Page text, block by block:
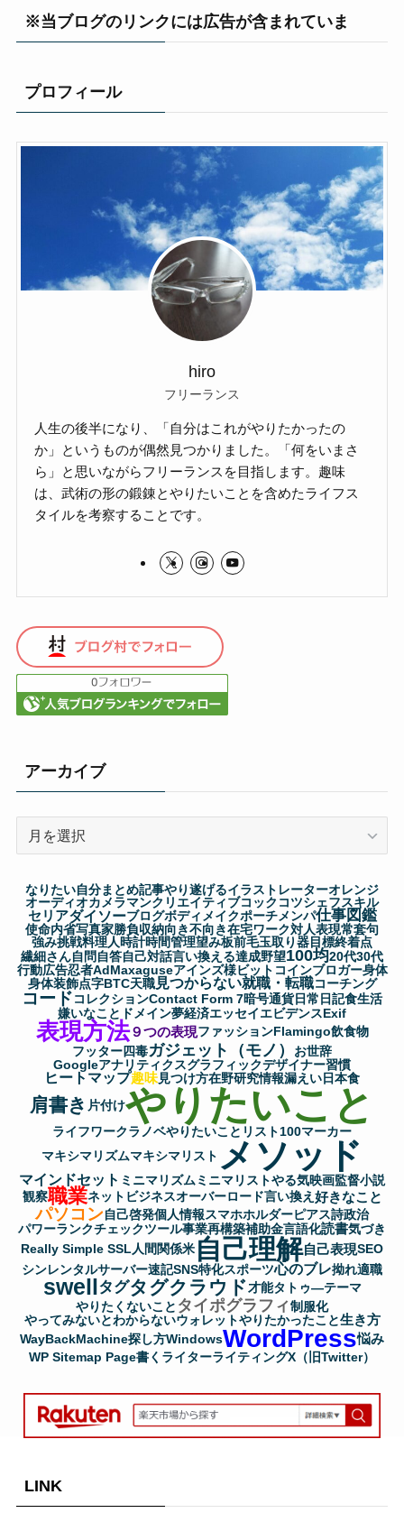
※当ブログのリンクには広告が含まれていま
プロフィール
hiro
フリーランス
人生の後半になり、「自分はこれがやりたかったの
か」というものが偶然見つかりました。「何をいまさ
ら」と思いながらフリーランスを目指します。趣味
は、武術の形の鍛錬とやりたいことを含めたライフス
タイルを考察することです。
アーカイブ
イ
ブ
なりたい自分まとめ記事やり遂げるイラストレーターオレンジ
オーディオカメラマンクリエイティブコック コツシェフスキル
セリアダイソーブログボディメイクポーチメンパ仕事図鑑
使命内省写真家勝負収納向き不向き在宅ワーク対人表現常套句
強み挑戦料理人時計時間管理望み板前毛玉取り器目標終着点
繊細さん自問自答自己対話言い換える達成野望100均20代30代
行動広告忍者AdMaxaguseアインズ様ビットコインブロガー身体
身体装飾点字BTC天職見つからない就職・転職コーチング
コードコレクションContact Form 7暗号通貨日常 日記食生活
嫌いなこと ドメイン夢経済エッセイエビデンスExif
表現方法９つの表現ファッションFlamingo飲食物
フッター四毒ガジェット（モノ）
お世辞
Googleアナリティクスグラフィックデザイナー習慣
ヒートマップ趣味見つけ方在野研究情報漏えい日本食
肩書き 片付けやりたいこと
ライフワークラノベやりたいことリスト100マーカー
マキシマリズムマキシマリスト メソッド
マインドセット ミニマリズム ミニマリストやる気映画監督小説
観察職業ネットビジネスオーバーロード言い換え 好きなこと
パソコン自己啓発個人情報スマホホルダーピアス詩政治
パワーランクチェックツール事業再構築補助金言語化読書気づき
Really Simple SSL人間関係米 自己理解自己表現SEO
シンレンタルサーバー速記SNS特化スポーツ心のブレ拗れ適職
swellタグタグクラウド才能タトゥ―テーマ
やりたくないこと タイポグラフィ制服化
やってみないとわからないウォレットやりたかったこと生き方
WayBackMachine探し方WindowsWordPress悩み
WP Sitemap Page書く ライターライティングX（旧Twitter）
LINK